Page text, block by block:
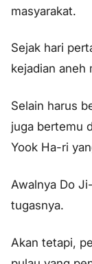
masyarakat.
Sejak hari
kejadian aneh
Selain harus
juga bertemu
Yook Ha-ri
Awalnya Do
tugasnya.
Akan tetapi,